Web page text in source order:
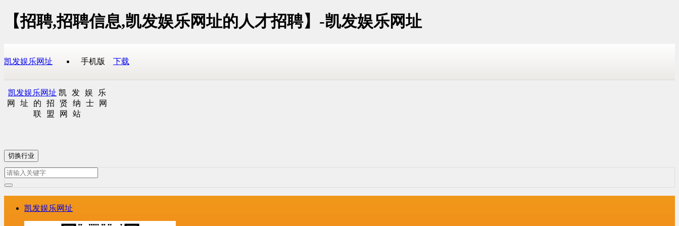
【招聘,招聘信息,凯发娱乐网址的人才招聘】-凯发娱乐网址
凯发娱乐网址 手机版 下载
凯发娱乐网址 凯发娱乐
网址的招贤纳士网
联盟网站
切换行业
凯发娱乐网址